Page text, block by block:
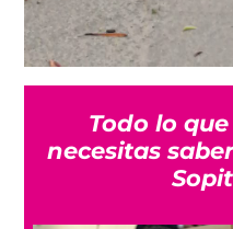
Todo lo
necesitas